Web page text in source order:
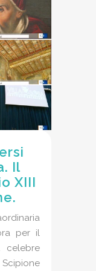
Il
XIII
per il
celebre